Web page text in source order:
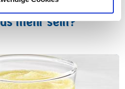
mehr sein?